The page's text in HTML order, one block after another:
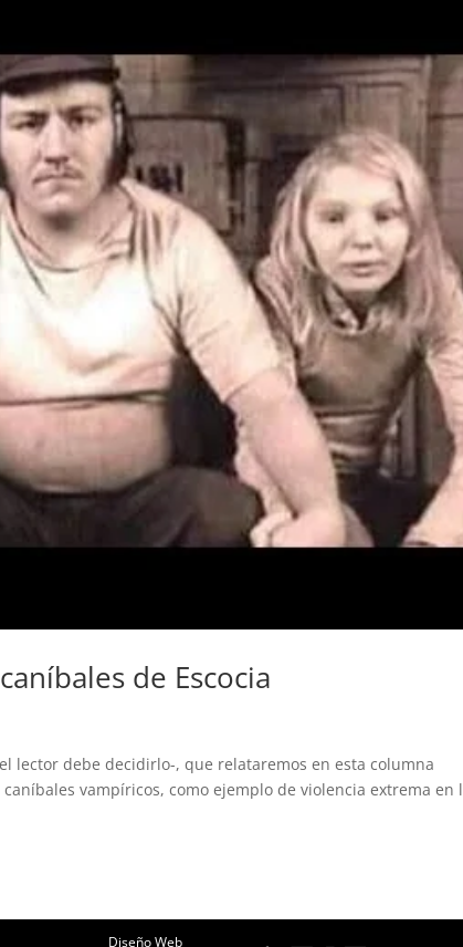
de Escocia
debe decidirlo-, que relataremos en esta columna
vampíricos, como ejemplo de violencia extrema en
Diseño Web